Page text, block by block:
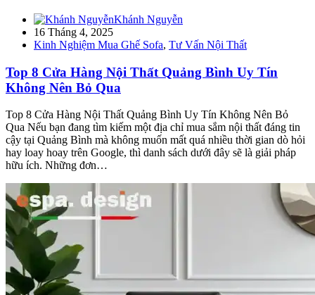
Khánh Nguyễn
16 Tháng 4, 2025
Kinh Nghiệm Mua Ghế Sofa, Tư Vấn Nội Thất
Top 8 Cửa Hàng Nội Thất Quảng Bình Uy Tín
Không Nên Bỏ Qua
Top 8 Cửa Hàng Nội Thất Quảng Bình Uy Tín Không Nên Bỏ
Qua Nếu bạn đang tìm kiếm một địa chỉ mua sắm nội thất đáng tin
cậy tại Quảng Bình mà không muốn mất quá nhiều thời gian dò hỏi
hay loay hoay trên Google, thì danh sách dưới đây sẽ là giải pháp
hữu ích. Những đơn…